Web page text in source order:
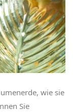
wie sie
Sie